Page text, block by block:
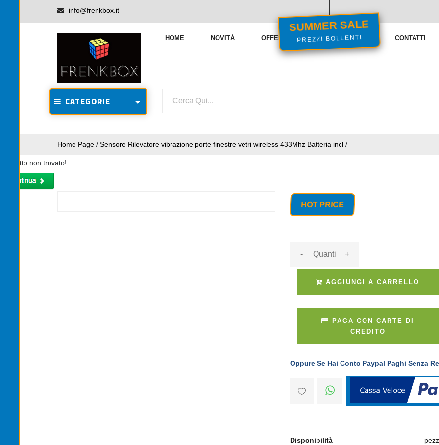
SUMMER SALE
PREZZI BOLLENTI
info@frenkbox.it
HOME NOVITÀ OFFERTE VENDITE FLASH CONTATTI
CATEGORIE
Home Page / Sensore Rilevatore vibrazione porte finestre vetri wireless 433Mhz Batteria incl /
Prodotto non trovato!
HOT PRICE
- +
AGGIUNGI A CARRELLO
CREDITO
Oppure Se Hai Conto Paypal Paghi Senza
Disponibilità